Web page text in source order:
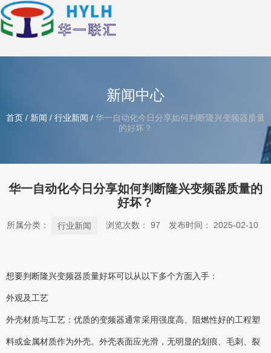
新闻中心
首页 / 新闻 / 行业新闻 / 华一自动化今日分享如何判断隆兴变频器质量
的好坏？
华一自动化今日分享如何判断隆兴变频器质量的
好坏？
所属分类： 行业新闻 浏览次数： 97 发布时间： 2025-02-10
想要判断隆兴变频器质量好坏可以从以下多个方面入手：
外观及工艺
外壳材质与工艺：优质的变频器通常采用强度高、阻燃性好的工程塑
料或金属材质作为外壳。外壳表面应光滑，无明显的划痕、毛刺、裂